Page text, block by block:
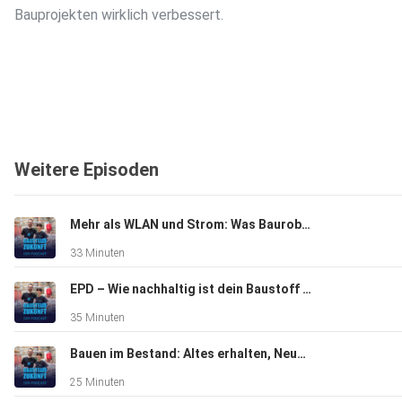
Bauprojekten wirklich verbessert.
Weitere Episoden
Mehr als WLAN und Strom: Was Bauroboter wirklich brauchen
33 Minuten
EPD – Wie nachhaltig ist dein Baustoff wirklich?
35 Minuten
Bauen im Bestand: Altes erhalten, Neues gestalten
25 Minuten